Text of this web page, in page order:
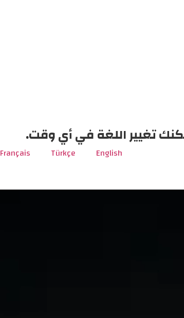
تغيير اللغة في أي وقت.
English
Türkçe
Français